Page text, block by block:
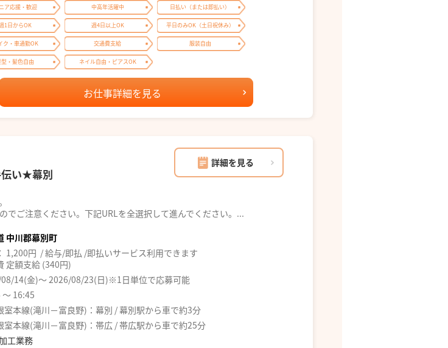
ア応援・歓迎 中高年活躍中 日払い（または即払い）
1日からOK 週4日以上OK 平日のみOK（土日祝休み）
ク・車通勤OK 交通費支給 服装自由
型・髪色自由 ネイル自由・ピアスOK
お仕事詳細を見る
詳細を見る
い★幕別
でご注意ください。下記URLを全選択して進んでください。...
中川郡幕別町
1,200円 / 給与/即払 /即払いサービス利用できます
定額支給 (340円)
14(金)～ 2026/08/23(日)※1日単位で応募可能
16:45
室本線(滝川－富良野)：幕別 / 幕別駅から車で約3分
室本線(滝川－富良野)：帯広 / 帯広駅から車で約25分
工業務